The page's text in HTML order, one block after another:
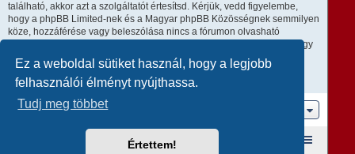
Ez a weboldal sütiket használ, hogy a legjobb
felhasználói élményt nyújthassa.
Tudj meg többet
Értettem!
található, akkor azt a szolgáltatót értesítsd. Kérjük, vedd figyelembe,
hogy a phpBB Limited-nek és a Magyar phpBB Közösségnek semmilyen
köze, hozzáférése vagy beleszólása nincs a fórumon olvasható
tartalomhoz, ezért nem tehető semmilyen módon felelőssé amiatt, hogy
ki mire használja ezt a fórumot.
Vissza a tetejére